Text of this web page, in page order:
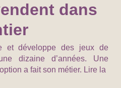
dans
et développe des jeux de
dizaine d’années. Une
a fait son métier. Lire la